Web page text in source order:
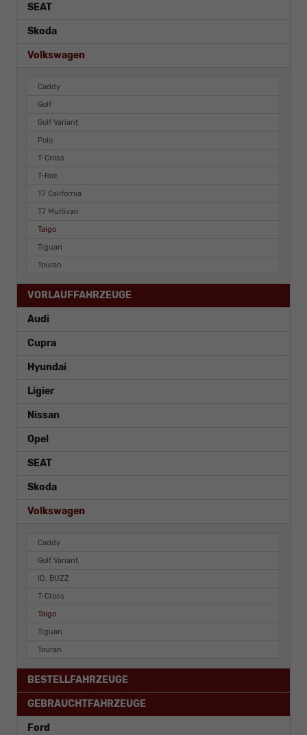
SEAT
Skoda
Volkswagen
Caddy
Golf
Golf Variant
Polo
T-Cross
T-Roc
T7 California
T7 Multivan
Taigo
Tiguan
Touran
VORLAUFFAHRZEUGE
Audi
Cupra
Hyundai
Ligier
Nissan
Opel
SEAT
Skoda
Volkswagen
Caddy
Golf Variant
ID. BUZZ
T-Cross
Taigo
Tiguan
Touran
BESTELLFAHRZEUGE
GEBRAUCHTFAHRZEUGE
Ford